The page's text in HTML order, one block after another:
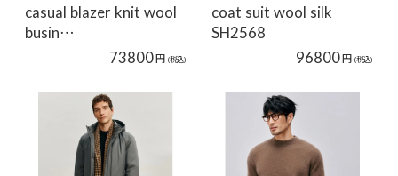
casual blazer knit wool
busin…
73800円 (税込)
coat suit wool silk
SH2568
96800円 (税込)